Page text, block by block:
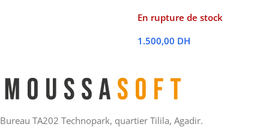
En rupture de stock
1.500,00 DH
Bureau TA202 Technopark, quartier Tilila, Agadir.